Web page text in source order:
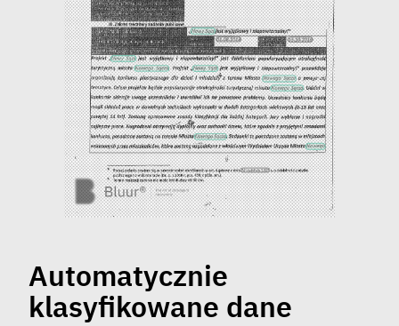
Automatycznie
klasyfikowane dane